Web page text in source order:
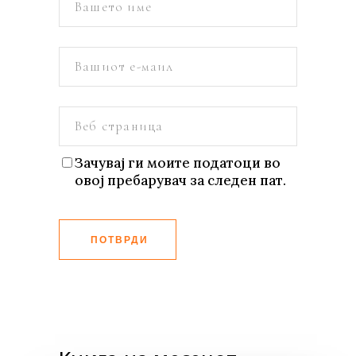
Зачувај ги моите податоци во
овој пребарувач за следен пат.
ПОТВРДИ